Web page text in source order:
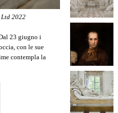
Ltd 2022
23 giugno i
con le sue
contempla la